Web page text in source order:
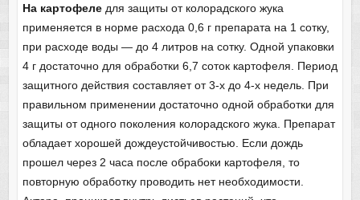
На картофеледля защиты от колорадского жука
применяется в норме расхода 0,6 г препарата на 1 сотку,
при расходе воды — до 4 литров на сотку. Одной упаковки
4 г достаточно для обработки 6,7 соток картофеля. Период
защитного действия составляет от 3-х до 4-х недель. При
правильном применении достаточно одной обработки для
защиты от одного поколения колорадского жука. Препарат
обладает хорошей дождеустойчивостью. Если дождь
прошел через 2 часа после обрабоки картофеля, то
повторную обработку проводить нет необходимости.